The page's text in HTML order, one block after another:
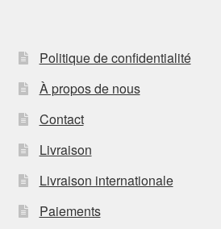
Politique de confidentialité
À propos de nous
Contact
Livraison
Livraison internationale
Paiements